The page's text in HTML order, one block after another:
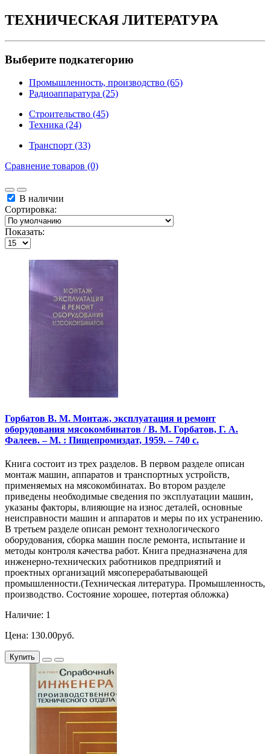
ТЕХНИЧЕСКАЯ ЛИТЕРАТУРА
Выберите подкатегорию
Промышленность, производство (65)
Радиоаппаратура (25)
Строительство (45)
Техника (24)
Транспорт (33)
Сравнение товаров (0)
В наличии
Сортировка:
Показать:
Горбатов В. М. Монтаж, эксплуатация и ремонт
оборудования мясокомбинатов / В. М. Горбатов, Г. А.
Фалеев. – М. : Пищепромиздат, 1959. – 740 с.
Книга состоит из трех разделов. В первом разделе описан
монтаж машин, аппаратов и транспортных устройств,
применяемых на мясокомбинатах. Во втором разделе
приведены необходимые сведения по эксплуатации машин,
указаны факторы, влияющие на износ деталей, основные
неисправности машин и аппаратов и меры по их устранению.
В третьем разделе описан ремонт технологического
оборудования, сборка машин после ремонта, испытание и
методы контроля качества работ. Книга предназначена для
инженерно-технических работников предприятий и
проектных организаций мясоперерабатывающей
промышленности.(Техническая литература. Промышленность,
производство. Состояние хорошее, потертая обложка)
Наличие: 1
Цена: 130.00руб.
Купить